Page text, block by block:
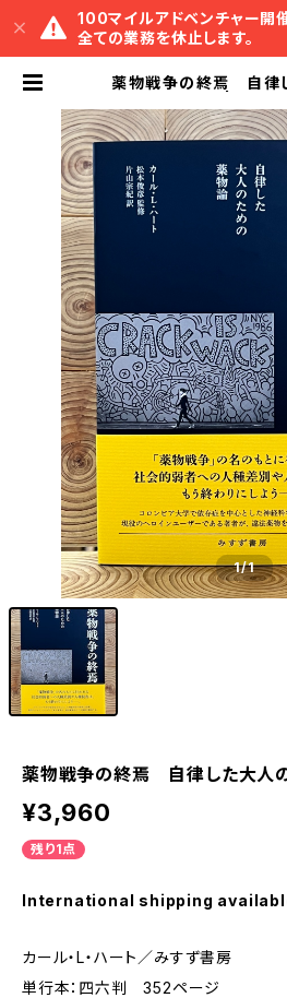
100マイルアドベンチャー開
全ての業務を休止します。
薬物戦争の終焉 自律
1/1
薬物戦争の終焉 自律した大人
¥3,960
残り1点
International shipping
カール・L・ハート／みすず書房
単行本：四六判 352ページ